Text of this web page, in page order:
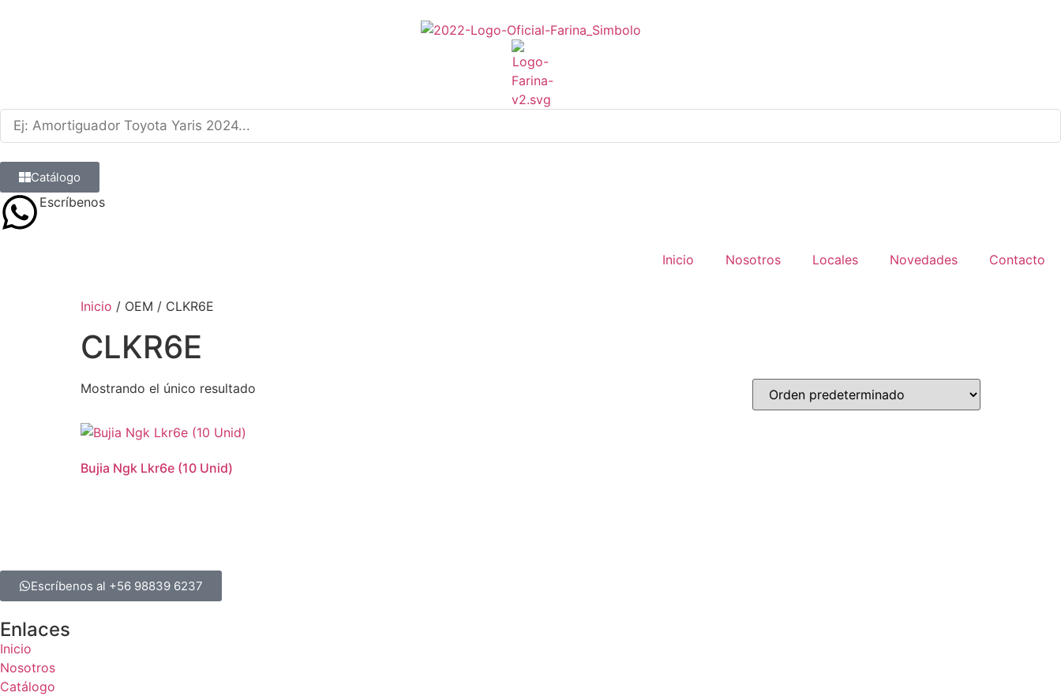
Catálogo
Escríbenos
Inicio
Nosotros Locales Novedades Contacto
Inicio / OEM / CLKR6E
CLKR6E
Mostrando el único resultado
Bujia Ngk Lkr6e (10 Unid)
Escríbenos al +56 98839 6237
Enlaces
Inicio
Nosotros
Catálogo